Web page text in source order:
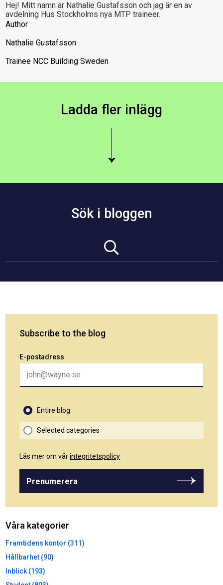
Hej! Mitt namn är Nathalie Gustafsson och jag är en av
avdelning Hus Stockholms nya MTP traineer.
Author
Nathalie Gustafsson
Trainee NCC Building Sweden
Ladda fler inlägg
Sök i bloggen
Subscribe to the blog
E-postadress
Entire blog
Selected categories
Läs mer om vårintegritetspolicy
Prenumerera
Våra kategorier
Framtidens kontor (311)
Hållbarhet (90)
Inblick (193)